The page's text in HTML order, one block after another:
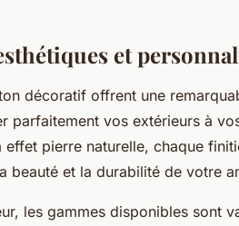
et
décoratif offrent une
parfaitement vos extérieurs à
effet pierre naturelle, chaque
beauté et la durabilité de votre
les gammes disponibles sont